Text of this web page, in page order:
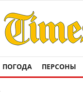
ПОГОДА ПЕРСОНЫ